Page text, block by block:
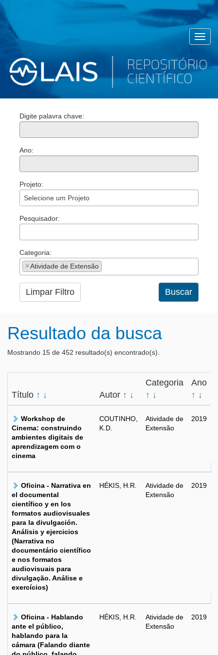
Digite palavra chave:
Ano:
Projeto:
Selecione um Projeto
Pesquisador:
Categoria:
×Atividade de Extensão
Limpar Filtro Buscar
Resultado da busca
Mostrando 15 de 452 resultado(s) encontrado(s).
Título ↑ ↓ Autor ↑ ↓
Categoria
↑ ↓
Ano
↑ ↓
Workshop de
Cinema: construindo
ambientes digitais de
aprendizagem com o
cinema
COUTINHO,
K.D.
Atividade de
Extensão
2019
Oficina - Narrativa en
el documental
científico y en los
formatos audiovisuales
para la divulgación.
Análisis y ejercicios
(Narrativa no
documentário científico
e nos formatos
audiovisuais para
divulgação. Análise e
exercícios)
HÉKIS, H.R.
Atividade de
Extensão
2019
Oficina - Hablando
ante el público,
hablando para la
cámara (Falando diante
HÉKIS, H.R.
Atividade de
Extensão
2019